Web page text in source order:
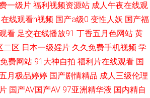
阿v 久久三级片国产 WWW亚洲淫妻 国产三级网址
女人黑P www日韩国产. 影音先锋丝袜美足 久草在
www视频五区 国产欧美久久精品区 91人兽 AV天堂
91愛愛 久久国产精品√√ 阿v视频免费观看 狠狠久
一级片 福利视频资源站 成人午夜在线观
在线观看h视频 国产a级0 变性人妖 国产福
看 足交在线播放91 丁香五月色网站 黄
二区 日本一级婬片 久久免费手机视频 学
费网站 91大神自拍 福利片在线观看 国
月极品婷婷 国产剧情精品 成人三级伦理
国产AV国产AV 97亚洲精华液 国内精自